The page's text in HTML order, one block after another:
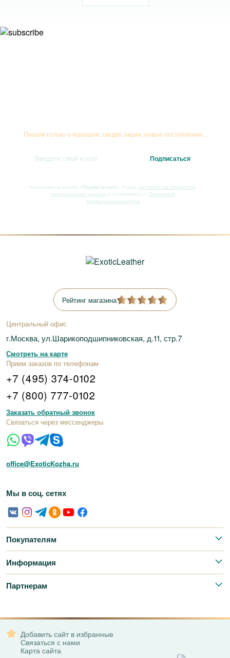
Пишем только о хорошем: скидки, акции, новые поступления...
Нажимая на кнопку «Подписаться» , я даю согласие на обработку
персональных данных и соглашаюсь с Политикой
конфиденциальности
Рейтинг магазина
Центральный офис
г.Москва, ул.Шарикоподшипниковская, д.11, стр.7
Смотреть на карте
Прием заказов по телефонам
+7 (495) 374-0102
+7 (800) 777-0102
Заказать обратный звонок
Связаться через мессенджеры
office@ExoticKozha.ru
Мы в соц. сетях
Покупателям
Информация
Партнерам
Добавить сайт в избранные
Связаться с нами
Карта сайта